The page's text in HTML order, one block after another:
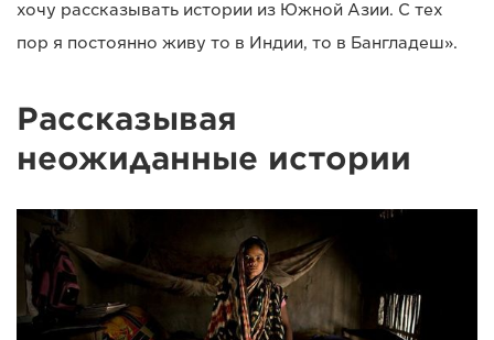
хочу рассказывать истории из Южной Азии. С тех
пор я постоянно живу то в Индии, то в Бангладеш».
Рассказывая
неожиданные истории